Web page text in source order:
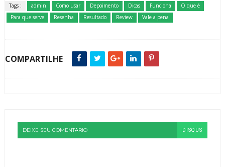
Tags : admin Como usar Depoimento Dicas Funciona
O que é
Para que serve
Resenha Resultado Review Vale a pena
COMPARTILHE
DEIXE SEU COMENTARIO DISQUS